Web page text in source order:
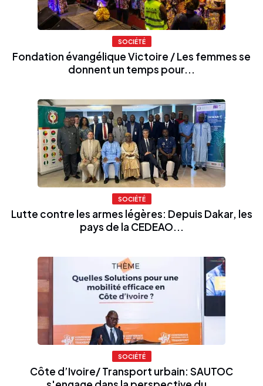
SOCIÉTÉ
Fondation évangélique Victoire / Les femmes se
donnent un temps pour...
SOCIÉTÉ
Lutte contre les armes légères: Depuis Dakar, les
pays de la CEDEAO...
SOCIÉTÉ
Côte d’Ivoire/ Transport urbain: SAUTOC